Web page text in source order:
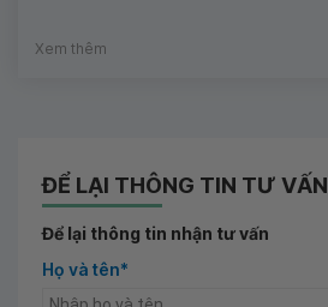
Xem thêm
ĐỂ LẠI THÔNG TIN TƯ VẤN
Để lại thông tin nhận tư vấn
Họ và tên*